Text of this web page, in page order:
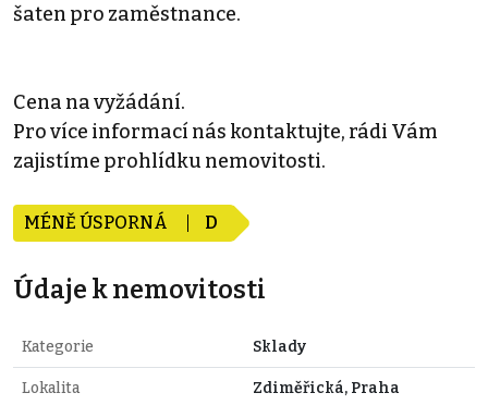
šaten pro zaměstnance.
Cena na vyžádání.
Pro více informací nás kontaktujte, rádi Vám
zajistíme prohlídku nemovitosti.
MÉNĚ ÚSPORNÁ D
Údaje k nemovitosti
Kategorie Sklady
Lokalita Zdiměřická, Praha